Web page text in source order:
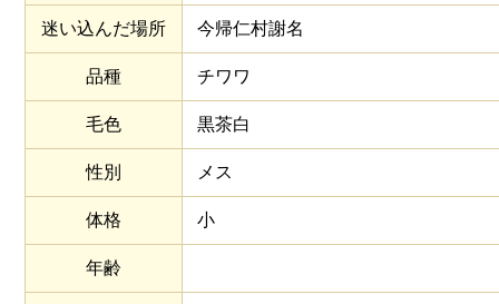
迷い込んだ場所 今帰仁村謝名
品種 チワワ
毛色 黒茶白
性別 メス
体格 小
年齢